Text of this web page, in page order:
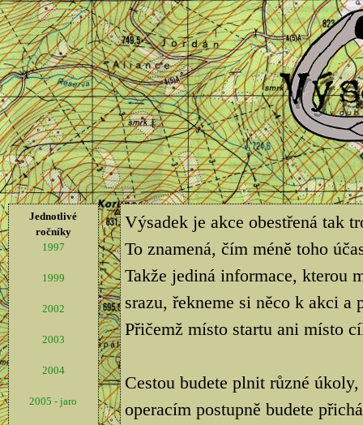
Jednotlivé
ročníky
1997
1999
2002
2003
2004
2005 - jaro
Výsadek je akce obestřená tak
To znamená, čím méně toho
Takže jediná informace, kterou
srazu, řekneme si něco k akci a
Přičemž místo startu ani místo
Cestou budete plnit různé
operacím postupně budete